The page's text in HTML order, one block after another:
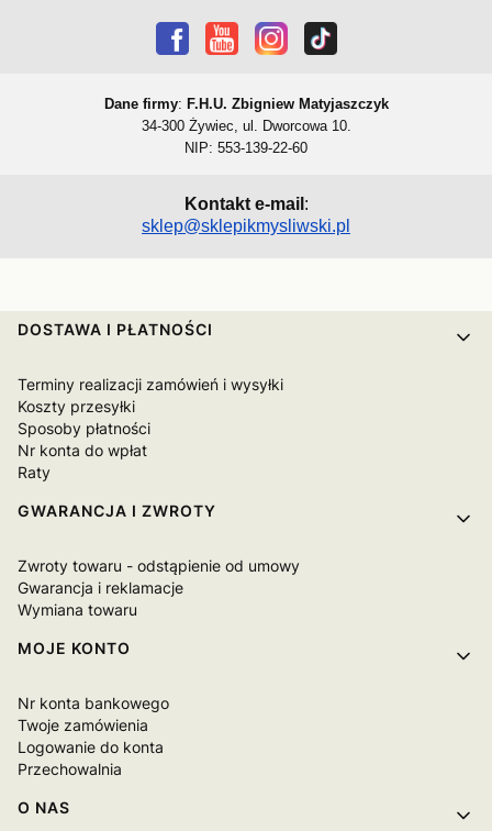
Dane firmy: F.H.U. Zbigniew Matyjaszczyk
34-300 Żywiec, ul. Dworcowa 10.
NIP: 553-139-22-60
Kontakt e-mail :
sklep@sklepikmysliwski.pl
Linki w stopce
DOSTAWA I PŁATNOŚCI
Terminy realizacji zamówień i wysyłki
Koszty przesyłki
Sposoby płatności
Nr konta do wpłat
Raty
GWARANCJA I ZWROTY
Zwroty towaru - odstąpienie od umowy
Gwarancja i reklamacje
Wymiana towaru
MOJE KONTO
Nr konta bankowego
Twoje zamówienia
Logowanie do konta
Przechowalnia
O NAS